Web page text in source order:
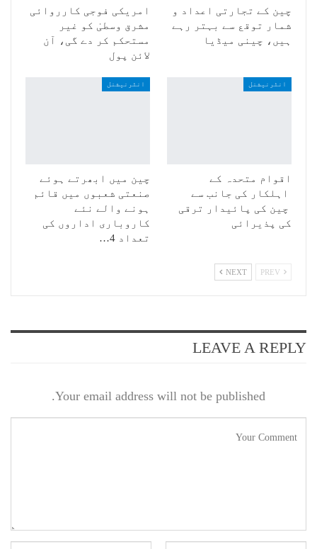
چین کے تجارتی اعداد و
شمار توقع سے بہتر رہے
ہیں، چینی میڈیا
امریکی فوجی کارروائی
مشرق وسطیٰ کو غیر
مستحکم کر دے گی، آن
لائن پول
انٹرنیشنل
اقوام متحدہ کے
اہلکار کی جانب سے
چین کی پائیدار ترقی
کی پذیرائی
انٹرنیشنل
چین میں ابھرتے ہوئے
صنعتی شعبوں میں قائم
ہونے والے نئے
کاروباری اداروں کی
تعداد 4…
NEXT
LEAVE A REPLY
Your email address will not be published.